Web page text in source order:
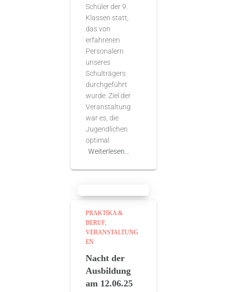
Schüler der 9.
Klassen statt,
das von
erfahrenen
Personalern
unseres
Schulträgers
durchgeführt
wurde. Ziel der
Veranstaltung
war es, die
Jugendlichen
optimal
Weiterlesen…
PRAKTIKA &
BERUF
VERANSTALTUNG
EN
Nacht der
Ausbildung
am 12.06.25